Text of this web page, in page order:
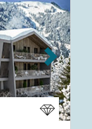
Next